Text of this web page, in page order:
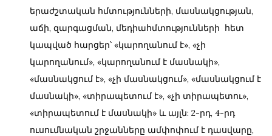
երաժշտական հմտությունների, մասնակցության,
աճի, զարգացման, մեդիահմտությունների հետ
կապված հարցեր՝ «կարողանում է», «չի
կարողանում», «կարողանում է մասնակի»,
«մասնակցում է», «չի մասնակցում», «մասնակցում է
մասնակի», «տիրապետում է», «չի տիրապետու»,
«տիրապետում է մասնակի» և այլն: 2-րդ, 4-րդ
ուսումնական շրջանները ամփոփում է դասվարը,